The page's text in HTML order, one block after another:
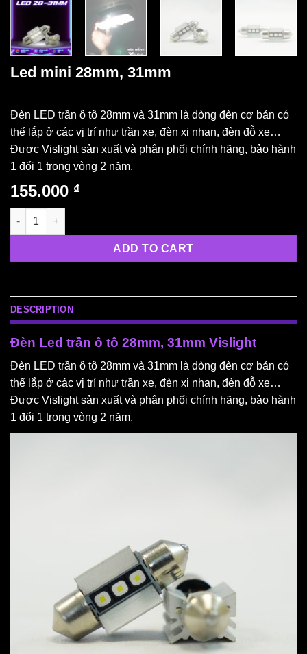
Led mini 28mm, 31mm
Đèn LED trần ô tô 28mm và 31mm là dòng đèn cơ bản có
thể lắp ở các vị trí như trần xe, đèn xi nhan, đèn đỗ xe…
Được Vislight sản xuất và phân phối chính hãng, bảo hành
1 đổi 1 trong vòng 2 năm.
155.000 ₫
Led mini 28mm, 31mm quantity
ADD TO CART
DESCRIPTION
Đèn Led trần ô tô 28mm, 31mm Vislight
Đèn LED trần ô tô 28mm và 31mm là dòng đèn cơ bản có
thể lắp ở các vị trí như trần xe, đèn xi nhan, đèn đỗ xe…
Được Vislight sản xuất và phân phối chính hãng, bảo hành
1 đổi 1 trong vòng 2 năm.